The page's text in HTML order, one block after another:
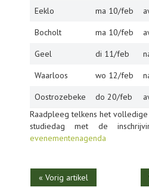
Eeklo
ma 10/feb
Bocholt
ma 10/feb
Geel
di 11/feb
Waarloos
wo 12/feb
Oostrozebeke
do 20/feb
Raadpleeg telkens het
studiedag met de
evenementenagenda
« Vorig artikel